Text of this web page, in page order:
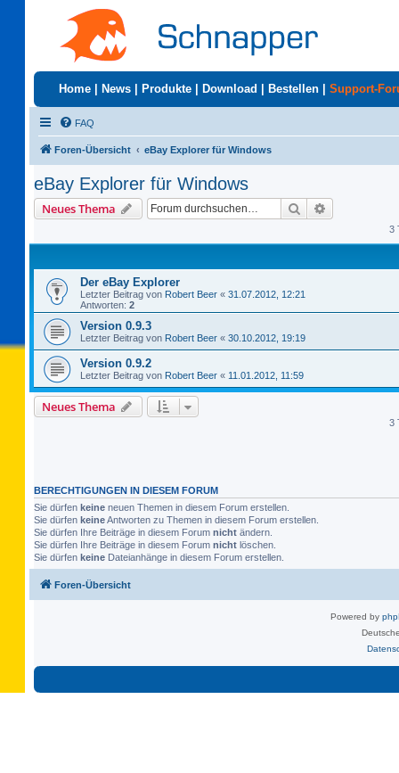
Home News Produkte Download Bestellen Support-
FAQ
Foren-Übersicht eBay Explorer für Windows
eBay Explorer für Windows
Neues Thema Suche
3
Der eBay Explorer
Letzter Beitrag von Robert Beer « 31.07.2012, 12:21
Antworten: 2
Version 0.9.3
Letzter Beitrag von Robert Beer « 30.10.2012, 19:19
Version 0.9.2
Letzter Beitrag von Robert Beer « 11.01.2012, 11:59
Neues Thema
3
BERECHTIGUNGEN IN DIESEM FORUM
Sie dürfen keine neuen Themen in diesem Forum erstellen.
Sie dürfen keineAntworten zu Themen in diesem Forum erstellen.
Sie dürfen Ihre Beiträge in diesem Forum nicht ändern.
Sie dürfen Ihre Beiträge in diesem Forum nicht löschen.
Sie dürfen keine Dateianhänge in diesem Forum erstellen.
Foren-Übersicht
Powered by